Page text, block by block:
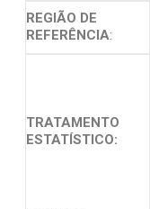
REGIÃO DE
REFERÊNCIA:
TRATAMENTO
ESTATÍSTICO: